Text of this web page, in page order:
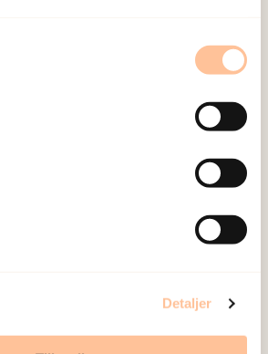
Detaljer
sprer kunnskap og kompetanse
stress. Formålet er å bidra
redusere de helsemessige og